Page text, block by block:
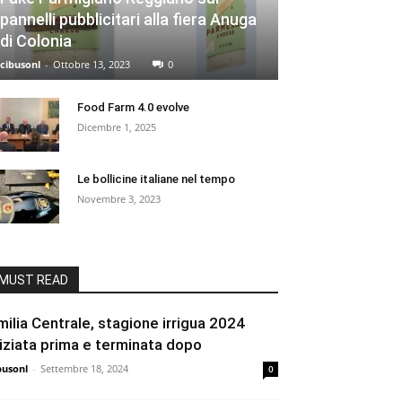
pannelli pubblicitari alla fiera Anuga
di Colonia
cibusonl - Ottobre 13, 2023 0
Food Farm 4.0 evolve
Dicembre 1, 2025
Le bollicine italiane nel tempo
Novembre 3, 2023
READ
Centrale, stagione irrigua 2024
prima e terminata dopo
- Settembre 18, 2024 0